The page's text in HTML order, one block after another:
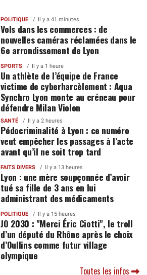
POLITIQUE Il y a 41 minutes
Vols dans les commerces : de
nouvelles caméras réclamées dans le
6e arrondissement de Lyon
SPORTS Il y a 1 heure
Un athlète de l’équipe de France
victime de cyberharcèlement : Aqua
Synchro Lyon monte au créneau pour
défendre Milan Violon
SANTÉ Il y a 2 heures
Pédocriminalité à Lyon : ce numéro
veut empêcher les passages à l’acte
avant qu’il ne soit trop tard
FAITS DIVERS Il y a 13 heures
Lyon : une mère soupçonnée d’avoir
tué sa fille de 3 ans en lui
administrant des médicaments
POLITIQUE Il y a 15 heures
JO 2030 : "Merci Éric Ciotti", le troll
d’un député du Rhône après le choix
d’Oullins comme futur village
olympique
Toutes les infos